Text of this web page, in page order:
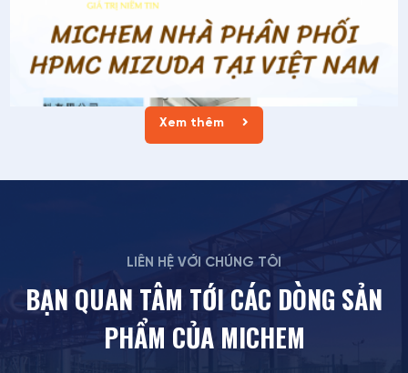
Michem Nhà Phân Phối HPMC Từ Mizuda
Michem nhà phân phối HPMC từ Mizuda
Xem thêm
LIÊN HỆ VỚI CHÚNG TÔI
BẠN QUAN TÂM TỚI CÁC DÒNG SẢN
PHẨM CỦA MICHEM